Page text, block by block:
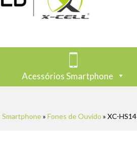
Acessórios Smartphone
» Fones de Ouvido » XC-HS14